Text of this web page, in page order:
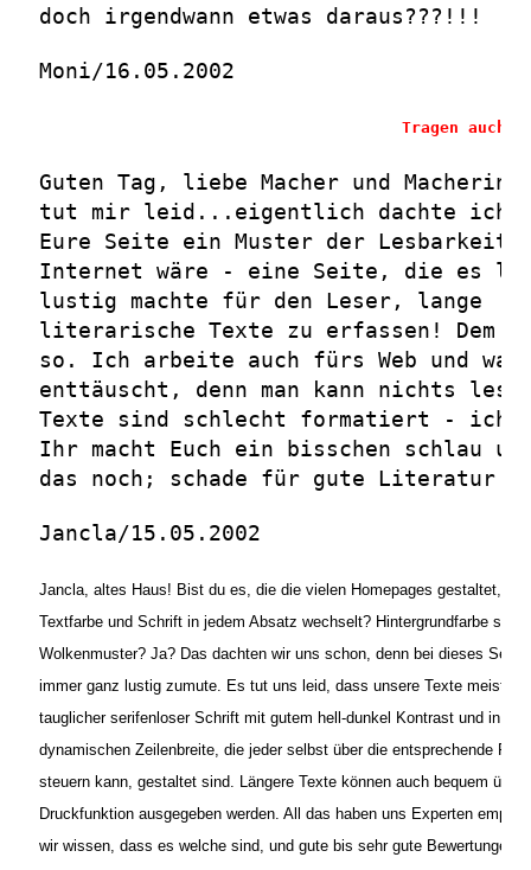
doch irgendwann etwas daraus???!!!
Moni/16.05.2002
Tragen auch
Guten Tag, liebe Macher und
tut mir leid...eigentlich dachte ich,
Eure Seite ein Muster der Lesbarkeit
Internet wäre - eine Seite, die es
lustig machte für den Leser, lange
literarische Texte zu erfassen! Dem
so. Ich arbeite auch fürs Web und war
enttäuscht, denn man kann nichts
Texte sind schlecht formatiert - ich
Ihr macht Euch ein bisschen schlau
das noch; schade für gute Literatur
Jancla/15.05.2002
Jancla, altes Haus! Bist du es, die die vielen Homepages gestaltet, bei
Textfarbe und Schrift in jedem Absatz wechselt? Hintergrundfarbe
Wolkenmuster? Ja? Das dachten wir uns schon, denn bei dieses
immer ganz lustig zumute. Es tut uns leid, dass unsere Texte meist in
tauglicher serifenloser Schrift mit gutem hell-dunkel Kontrast und in der
dynamischen Zeilenbreite, die jeder selbst über die entsprechende
steuern kann, gestaltet sind. Längere Texte können auch bequem über
Druckfunktion ausgegeben werden. All das haben uns Experten
wir wissen, dass es welche sind, und gute bis sehr gute Bewertungen